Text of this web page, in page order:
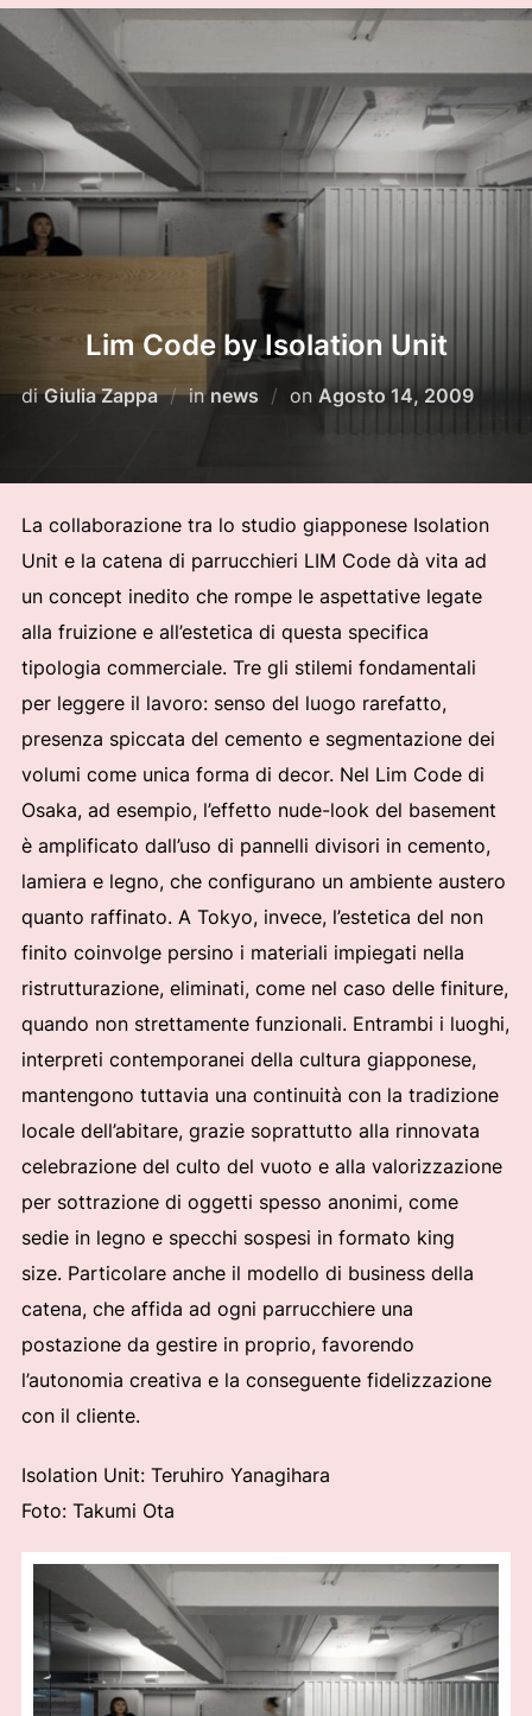
Lim Code by Isolation Unit
diGiulia Zappa in news on Pubblicato
Agosto 14, 2009
La collaborazione tra lo studio giapponese Isolation
Unit e la catena di parrucchieri LIM Code dà vita ad
un concept inedito che rompe le aspettative legate
alla fruizione e all’estetica di questa specifica
tipologia commerciale. Tre gli stilemi fondamentali
per leggere il lavoro: senso del luogo rarefatto,
presenza spiccata del cemento e segmentazione dei
volumi come unica forma di decor. Nel Lim Code di
Osaka, ad esempio, l’effetto nude-look del basement
è amplificato dall’uso di pannelli divisori in cemento,
lamiera e legno, che configurano un ambiente austero
quanto raffinato. A Tokyo, invece, l’estetica del non
finito coinvolge persino i materiali impiegati nella
ristrutturazione, eliminati, come nel caso delle finiture,
quando non strettamente funzionali. Entrambi i luoghi,
interpreti contemporanei della cultura giapponese,
mantengono tuttavia una continuità con la tradizione
locale dell’abitare, grazie soprattutto alla rinnovata
celebrazione del culto del vuoto e alla valorizzazione
per sottrazione di oggetti spesso anonimi, come
sedie in legno e specchi sospesi in formato king
size. Particolare anche il modello di business della
catena, che affida ad ogni parrucchiere una
postazione da gestire in proprio, favorendo
l’autonomia creativa e la conseguente fidelizzazione
con il cliente.
Isolation Unit: Teruhiro Yanagihara
Foto: Takumi Ota